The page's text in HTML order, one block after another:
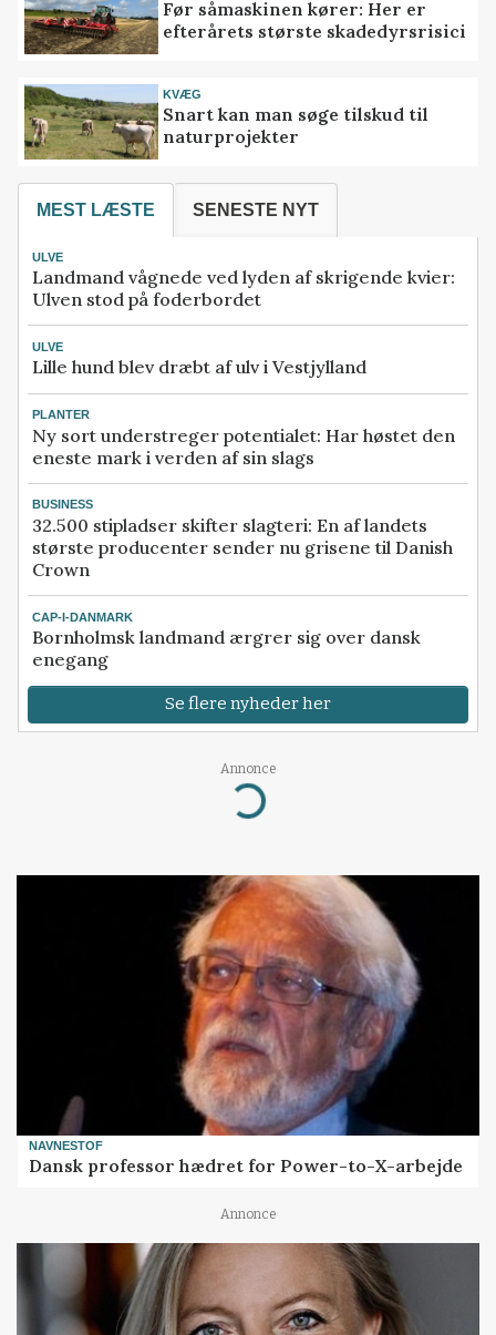
Før såmaskinen kører: Her er
efterårets største skadedyrsrisici
KVÆG
Snart kan man søge tilskud til
naturprojekter
MEST LÆSTE SENESTE NYT
ULVE
Landmand vågnede ved lyden af skrigende kvier:
Ulven stod på foderbordet
ULVE
Lille hund blev dræbt af ulv i Vestjylland
PLANTER
Ny sort understreger potentialet: Har høstet den
eneste mark i verden af sin slags
BUSINESS
32.500 stipladser skifter slagteri: En af landets
største producenter sender nu grisene til Danish
Crown
CAP-I-DANMARK
Bornholmsk landmand ærgrer sig over dansk
enegang
Se flere nyheder her
Annonce
Loading...
NAVNESTOF
Dansk professor hædret for Power-to-X-arbejde
Annonce